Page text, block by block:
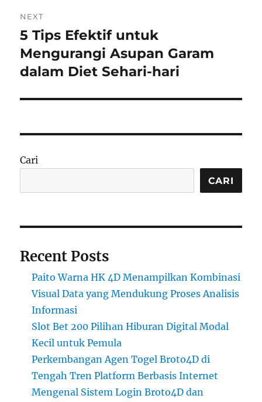
NEXT
Next
post:
5 Tips Efektif untuk
Mengurangi Asupan Garam
dalam Diet Sehari-hari
Cari
CARI
Recent Posts
Paito Warna HK 4D Menampilkan Kombinasi
Visual Data yang Mendukung Proses Analisis
Informasi
Slot Bet 200 Pilihan Hiburan Digital Modal
Kecil untuk Pemula
Perkembangan Agen Togel Broto4D di
Tengah Tren Platform Berbasis Internet
Mengenal Sistem Login Broto4D dan